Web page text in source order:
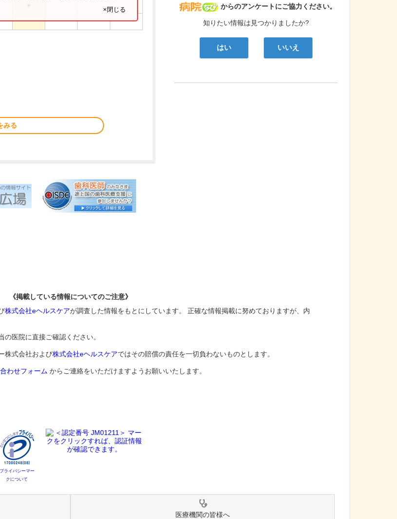
×閉じる
みる
病院なび
からのアンケートにご協力ください。
知りたい情報は見つかりましたか?
はい いいえ
《掲載している情報についてのご注意》
株式会社eヘルスケアが調査した情報をもとにしています。 正確な情報掲載に努めておりますが、内
医院に直接ご確認ください。
株式会社および株式会社eヘルスケアではその賠償の責任を一切負わないものとします。
わせフォーム からご連絡をいただけますようお願いいたします。
プライバシーマー
クについて
医療機関の皆様へ